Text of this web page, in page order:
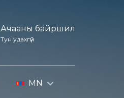
Ачааны байршил
Тун удахгүй
MN